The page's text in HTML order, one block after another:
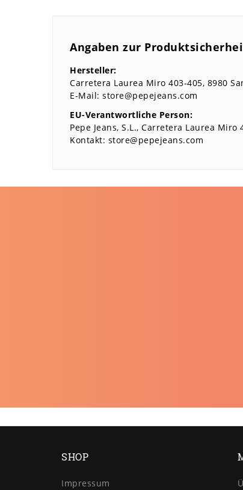
Angaben zur
Hersteller:
Carretera Laurea Miro 403-405 8980
E-Mail: store@pepejeans.com
EU-Verantwortliche Person:
Pepe Jeans, S.L. Carretera Laurea Miro
Kontakt: store@pepejeans.com
SHOP
Impressum